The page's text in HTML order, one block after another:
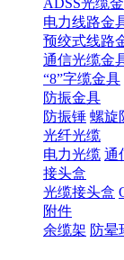
电力线路金
预绞式线路
通信光缆金
“8”字缆金具
防振金具
防振锤 螺旋
光纤光缆
电力光缆 通
接头盒
光缆接头盒
附件
余缆架 防晕